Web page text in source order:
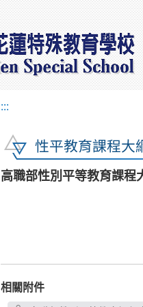
:::
性平教育課程大
高職部性別平等教育課程
相關附件